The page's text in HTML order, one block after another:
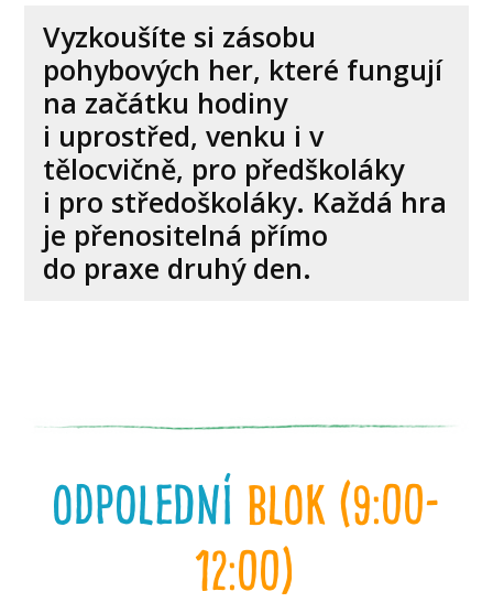
Vyzkoušíte si zásobu
pohybových her, které fungují
na začátku hodiny
i uprostřed, venku i v
tělocvičně, pro předškoláky
i pro středoškoláky. Každá hra
je přenositelná přímo
do praxe druhý den.
odpolední blok (9:00-
12:00)